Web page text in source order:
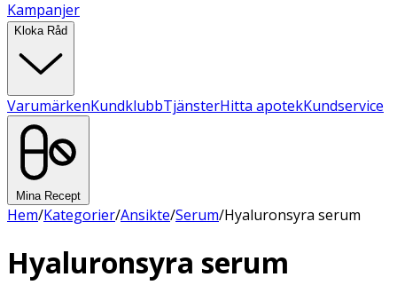
Kampanjer
Kloka Råd
VarumärkenKundklubbTjänsterHitta apotekKundservice
Mina Recept
Hem/Kategorier/Ansikte/Serum/Hyaluronsyra serum
Hyaluronsyra serum